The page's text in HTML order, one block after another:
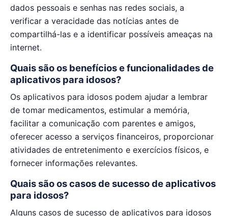
dados pessoais e senhas nas redes sociais, a
verificar a veracidade das notícias antes de
compartilhá-las e a identificar possíveis ameaças na
internet.
Quais são os benefícios e funcionalidades de
aplicativos para idosos?
Os aplicativos para idosos podem ajudar a lembrar
de tomar medicamentos, estimular a memória,
facilitar a comunicação com parentes e amigos,
oferecer acesso a serviços financeiros, proporcionar
atividades de entretenimento e exercícios físicos, e
fornecer informações relevantes.
Quais são os casos de sucesso de aplicativos
para idosos?
Alguns casos de sucesso de aplicativos para idosos